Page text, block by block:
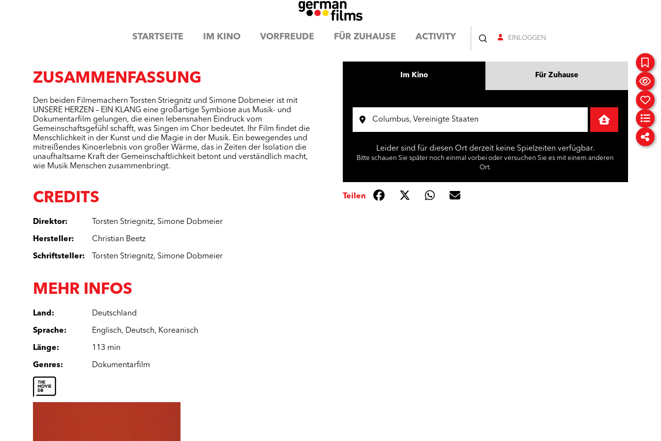
STARTSEITE IM KINO VORFREUDE FÜR ZUHAUSE ACTIVITY EINLOGGEN
ZUSAMMENFASSUNG
Den beiden Filmemachern Torsten Striegnitz und Simone Dobmeier ist mit
UNSERE HERZEN – EIN KLANG eine großartige Symbiose aus Musik- und
Dokumentarfilm gelungen, die einen lebensnahen Eindruck vom
Gemeinschaftsgefühl schafft, was Singen im Chor bedeutet. Ihr Film findet die
Menschlichkeit in der Kunst und die Magie in der Musik. Ein bewegendes und
mitreißendes Kinoerlebnis von großer Wärme, das in Zeiten der Isolation die
unaufhaltsame Kraft der Gemeinschaftlichkeit betont und verständlich macht,
wie Musik Menschen zusammenbringt.
CREDITS
Direktor: Torsten Striegnitz, Simone Dobmeier
Hersteller: Christian Beetz
Schriftsteller: Torsten Striegnitz, Simone Dobmeier
MEHR INFOS
Land : Deutschland
Sprache: Englisch, Deutsch, Koreanisch
Länge: 113 min
Genres: Dokumentarfilm
Im Kino Für Zuhause
Leider sind für diesen Ort derzeit keine Spielzeiten verfügbar.
Bitte schauen Sie später noch einmal vorbei oder versuchen Sie es mit einem anderen
Ort.
Teilen